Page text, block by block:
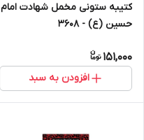
کتیبه ستونی مخمل شهادت امام
حسین (ع) - 3608
151,000
افزودن به سبد